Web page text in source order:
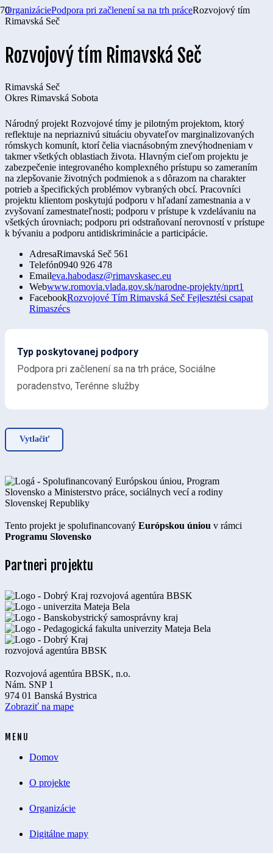
OrganizáciePodpora pri začlenení sa na trh práceRozvojový tím
Rimavská Seč
Rozvojový tím Rimavská Seč
Rimavská Seč
Okres Rimavská Sobota
Národný projekt Rozvojové tímy je pilotným projektom, ktorý
reflektuje na nepriaznivú situáciu obyvateľov marginalizovaných
rómskych komunít, ktorí čelia viacnásobným znevýhodneniam v
takmer všetkých oblastiach života. Hlavným cieľom projektu je
zabezpečenie integrovaného komplexného prístupu so zameraním
na zlepšovanie životných podmienok a s dôrazom na charakter
potrieb a špecifických problémov vybraných obcí. Pracovníci
projektu klientom poskytujú podporu v hľadaní zamestnania a v
zvyšovaní zamestnateľnosti; podporu v prístupe k vzdelávaniu na
všetkých úrovniach; podporu pri odstraňovaní nerovností v prístupe
k bývaniu a podporu antidiskriminácie a participácie.
AdresaRimavská Seč 561
Telefón0940 926 478
Emaileva.habodasz@rimavskasec.eu
Webwww.romovia.vlada.gov.sk/narodne-projekty/nprt1
FacebookRozvojové Tím Rimavská Seč Fejlesztési csapat
Rimaszécs
Typ poskytovanej podpory
Podpora pri začlenení sa na trh práce, Sociálne
poradenstvo, Terénne služby
Vytlačiť
Tento projekt je spolufinancovaný Európskou úniou v rámci
Programu Slovensko
Partneri projektu
Rozvojová agentúra BBSK, n.o.
Nám. SNP 1
974 01 Banská Bystrica
Zobraziť na mape
MENU
Domov
O projekte
Organizácie
Digitálne mapy